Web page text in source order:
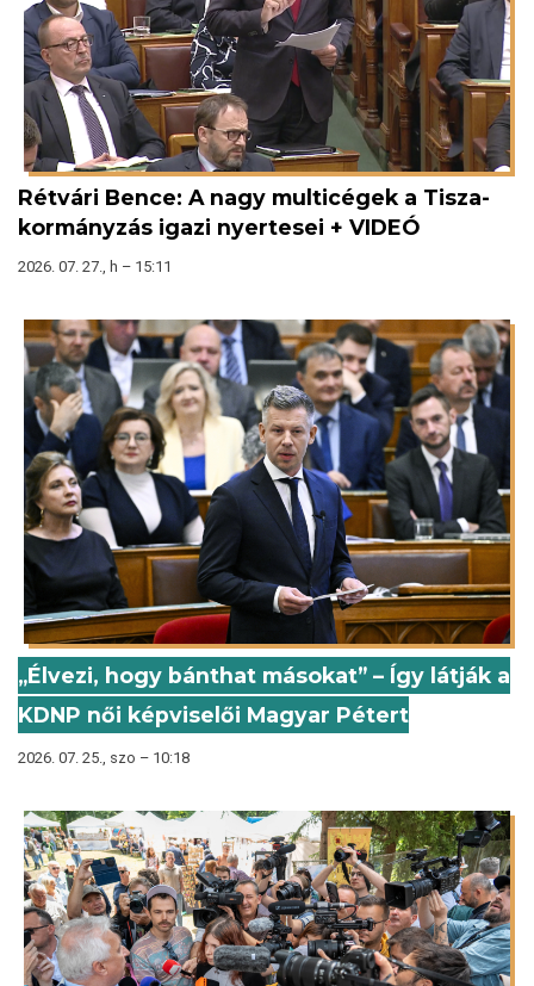
Rétvári Bence: A nagy multicégek a Tisza-
kormányzás igazi nyertesei + VIDEÓ
2026. 07. 27., h – 15:11
„Élvezi, hogy bánthat másokat” – Így látják a
KDNP női képviselői Magyar Pétert
2026. 07. 25., szo – 10:18